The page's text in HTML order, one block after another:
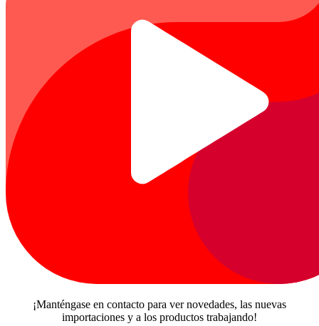
¡Manténgase en contacto para ver novedades, las nuevas
importaciones y a los productos trabajando!